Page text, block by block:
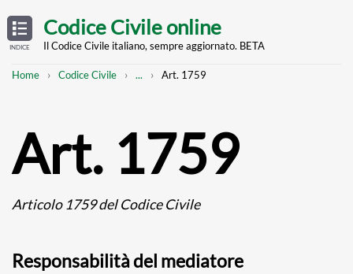
TABLE
OF
CONTENTS
INDICE
main
Codice Civile online
Il Codice Civile italiano, sempre aggiornato. BETA
Breadcrumb
Home Codice Civile
Mostra
... Art. 1759
Art. 1759
Articolo 1759 del Codice Civile
Responsabilità del mediatore